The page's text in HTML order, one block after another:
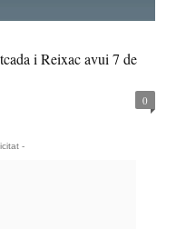
i Reixac avui 7 de
0
-